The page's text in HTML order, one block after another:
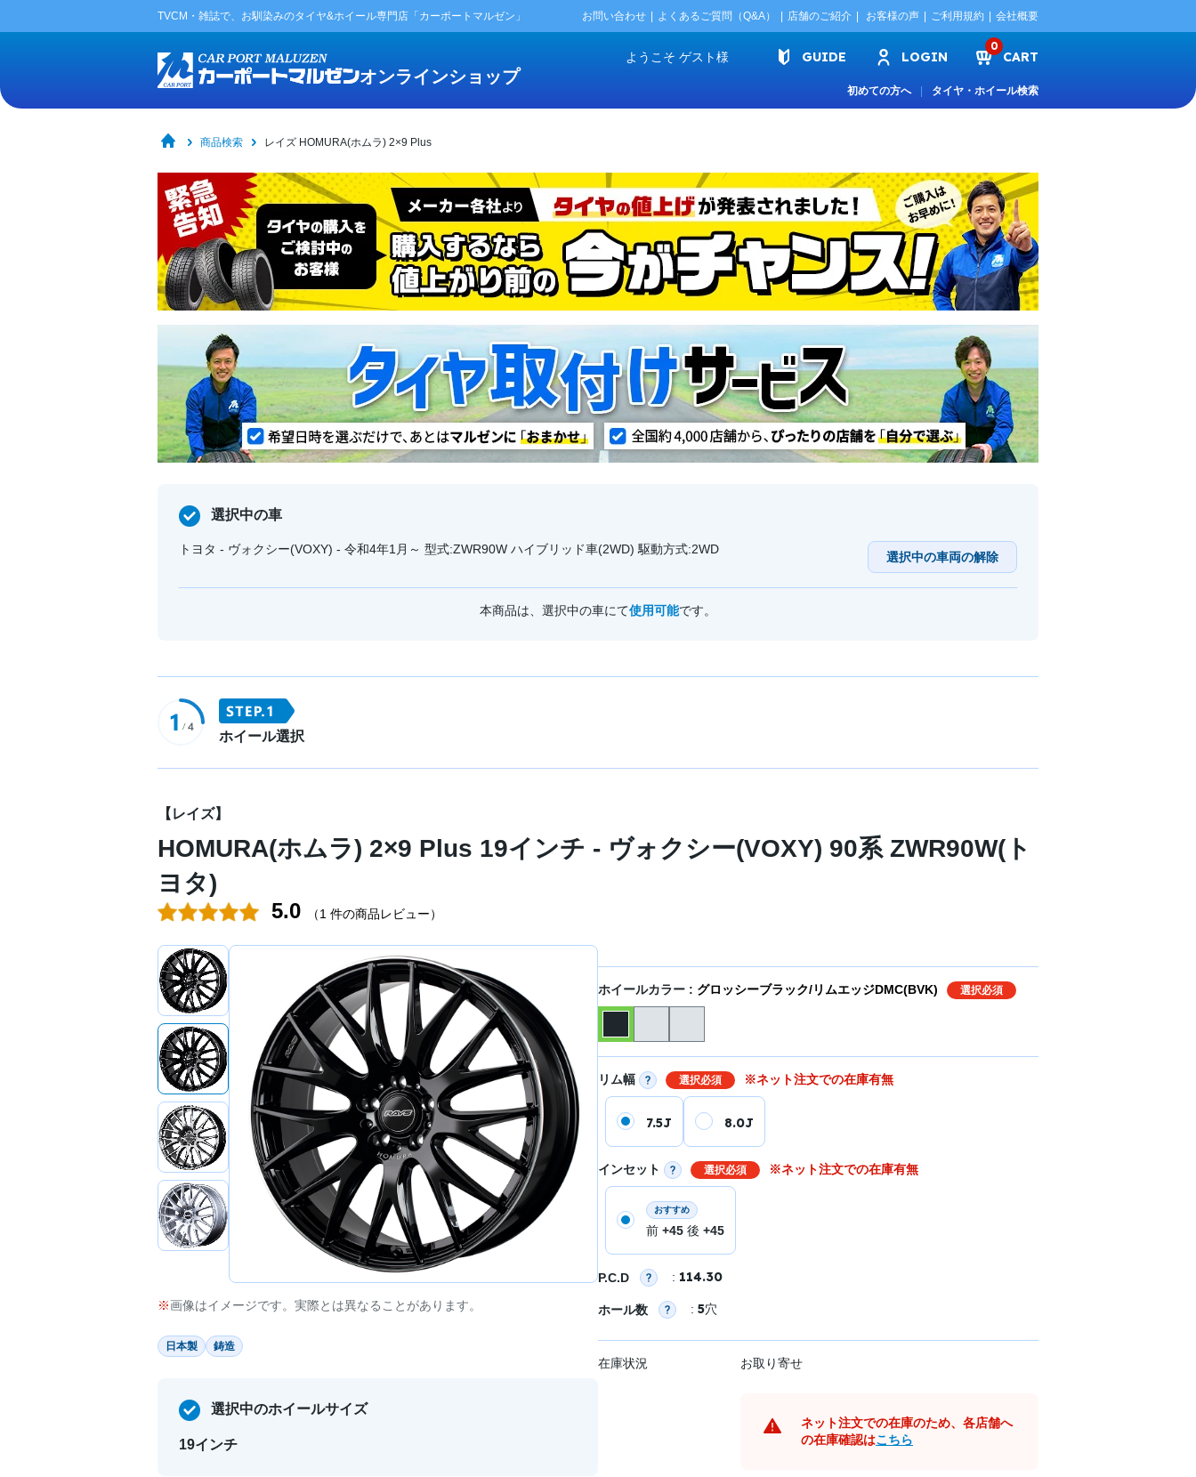
TVCM・雑誌で、お馴染みのタイヤ&ホイール専門店「カーポートマルゼン」 お問い合わせ よくあるご質問（Q&A） 店舗のご紹介 お客様の声 ご利用規約 会社概要
オンラインショップ
ようこそ ゲスト様 GUIDE LOGIN
0
CART
初めての方へ タイヤ・ホイール検索
商品検索 レイズ HOMURA(ホムラ) 2×9 Plus
選択中の車
トヨタ - ヴォクシー(VOXY) - 令和4年1月～ 型式:ZWR90W ハイブリッド車(2WD) 駆動方式:2WD
選択中の車両の解除
本商品は、選択中の車にて使用可能です。
ホイール選択
【レイズ】
HOMURA(ホムラ) 2×9 Plus 19インチ - ヴォクシー(VOXY) 90系 ZWR90W(ト
ヨタ)
5.0 （1 件の商品レビュー）
画像はイメージです。実際とは異なることがあります。
日本製 鋳造
選択中のホイールサイズ
19インチ
ホイールカラー : グロッシーブラック/リムエッジDMC(BVK) 選択必須
リム幅 選択必須 ※ネット注文での在庫有無
7.5J 8.0J
インセット 選択必須 ※ネット注文での在庫有無
おすすめ
前 +45 後 +45
P.C.D : 114.30
ホール数 : 5穴
在庫状況 お取り寄せ
ネット注文での在庫のため、各店舗へ
の在庫確認はこちら